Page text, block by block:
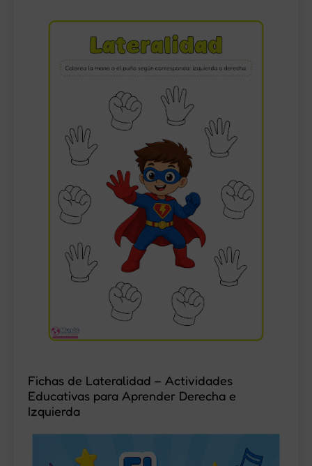
Fichas de Lateralidad – Actividades
Educativas para Aprender Derecha e
Izquierda